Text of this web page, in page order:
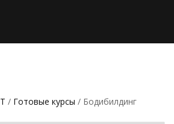
/ Готовые курсы / Бодибилдинг